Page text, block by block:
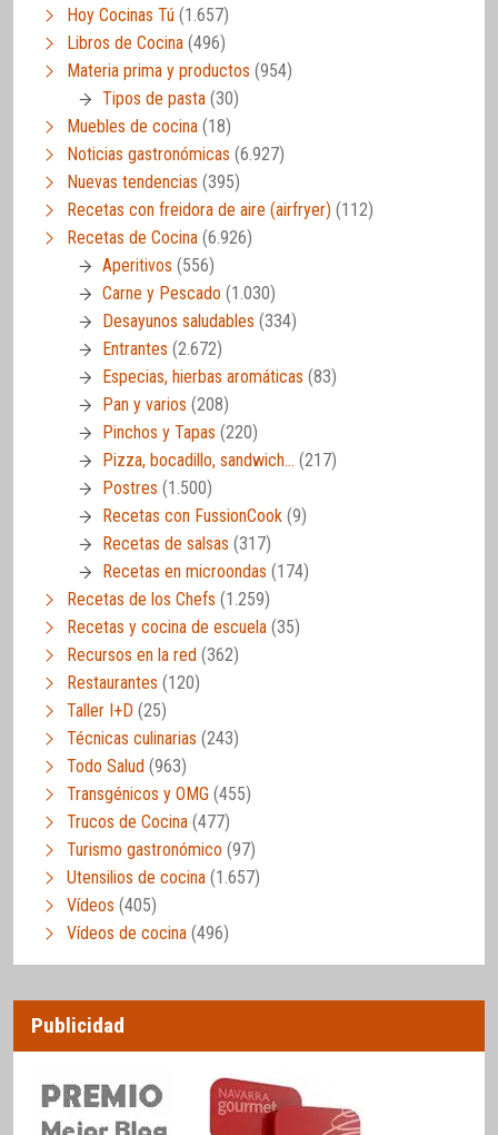
Hoy Cocinas Tú (1.657)
Libros de Cocina (496)
Materia prima y productos (954)
Tipos de pasta (30)
Muebles de cocina (18)
Noticias gastronómicas (6.927)
Nuevas tendencias (395)
Recetas con freidora de aire (airfryer) (112)
Recetas de Cocina (6.926)
Aperitivos (556)
Carne y Pescado (1.030)
Desayunos saludables (334)
Entrantes (2.672)
Especias, hierbas aromáticas (83)
Pan y varios (208)
Pinchos y Tapas (220)
Pizza, bocadillo, sandwich… (217)
Postres (1.500)
Recetas con FussionCook (9)
Recetas de salsas (317)
Recetas en microondas (174)
Recetas de los Chefs (1.259)
Recetas y cocina de escuela (35)
Recursos en la red (362)
Restaurantes (120)
Taller I+D (25)
Técnicas culinarias (243)
Todo Salud (963)
Transgénicos y OMG (455)
Trucos de Cocina (477)
Turismo gastronómico (97)
Utensilios de cocina (1.657)
Vídeos (405)
Vídeos de cocina (496)
Publicidad